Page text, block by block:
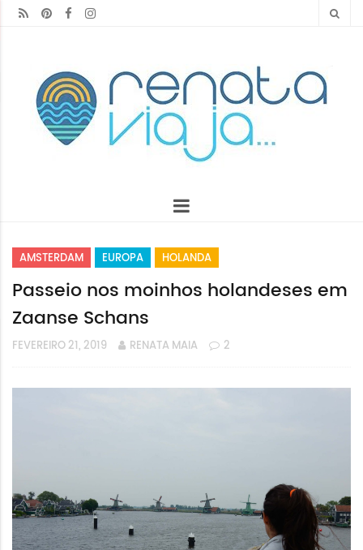
AMSTERDAM EUROPA HOLANDA
Passeio nos moinhos holandeses em
Zaanse Schans
FEVEREIRO 21, 2019 RENATA MAIA 2